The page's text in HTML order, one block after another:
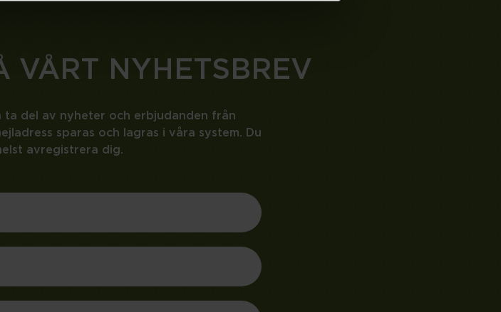
VÅRT NYHETSBREV
ta del av nyheter och erbjudanden från
sparas och lagras i våra system. Du
avregistrera dig.